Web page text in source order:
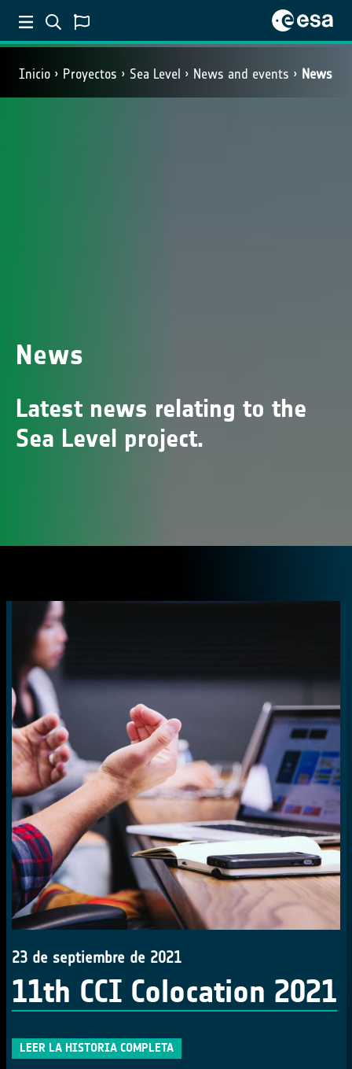
Inicio Proyectos Sea Level News and events News
News
Latest news relating to the
Sea Level project.
23 de septiembre de 2021
11th CCI Colocation 2021
LEER LA HISTORIA COMPLETA